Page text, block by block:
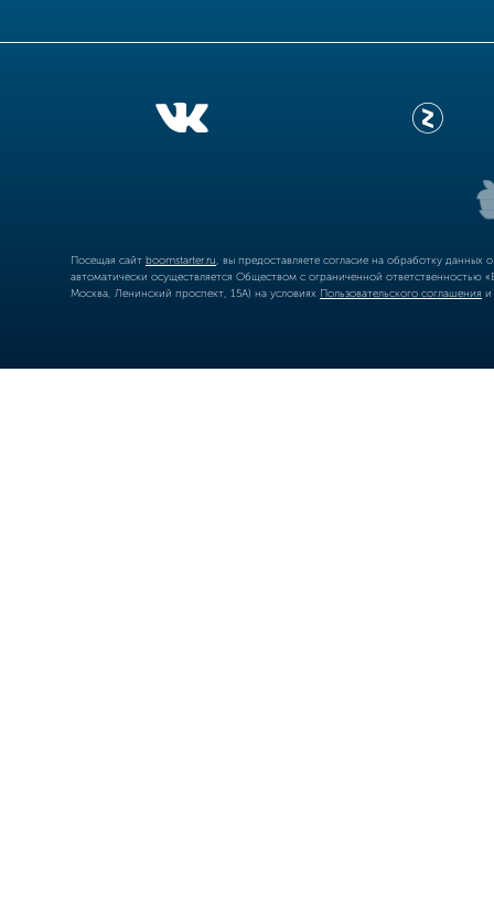
Посещая сайт boomstarter.ru , вы предоставляете согласие на обработку
автоматически осуществляется Обществом с ограниченной
Москва, Ленинский проспект, 15А) на условиях Пользовательского соглашения и